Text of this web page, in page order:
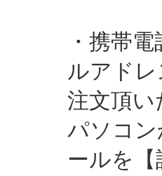
・携帯
ルアド
注文頂い
パソコ
ールを【